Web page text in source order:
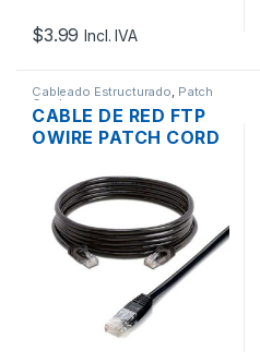
$3.99 Incl. IVA
Cableado Estructurado, Patch
Cord
CABLE DE RED FTP
OWIRE PATCH CORD
CAT6A (0.3MTS –
15MTS)